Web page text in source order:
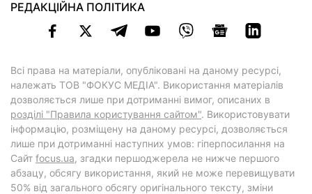
РЕДАКЦІЙНА ПОЛІТИКА
Всі права на матеріали, опубліковані на даному ресурсі,
належать ТОВ "ФОКУС МЕДІА". Використання матеріалів
дозволяється лише при дотриманні вимог, описаних в
розділі "Правила користування сайтом". Використовувати
інформацію, розміщену на даному ресурсі, дозволяється
лише при дотриманні наступних умов: гіперпосилання на
Cайт focus.ua, згадки першоджерела не нижче першого
абзацу, обсягу використання, який не може перевищувати
50% від загального обсягу оригінального тексту, зміни